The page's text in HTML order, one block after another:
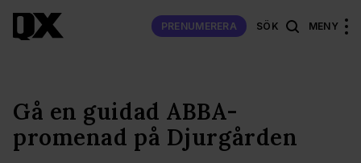
PRENUMERERA SÖK MENY
Gå en guidad ABBA-
promenad på Djurgården